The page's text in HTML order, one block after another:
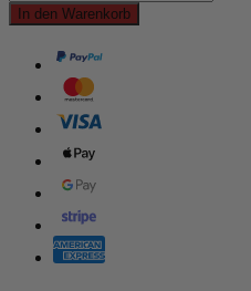
In den Warenkorb